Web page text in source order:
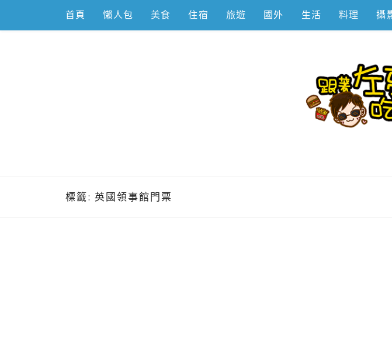
content
首頁 懶人包 美食 住宿 旅遊 國外 生活 料理 攝
標籤: 英國領事館門票